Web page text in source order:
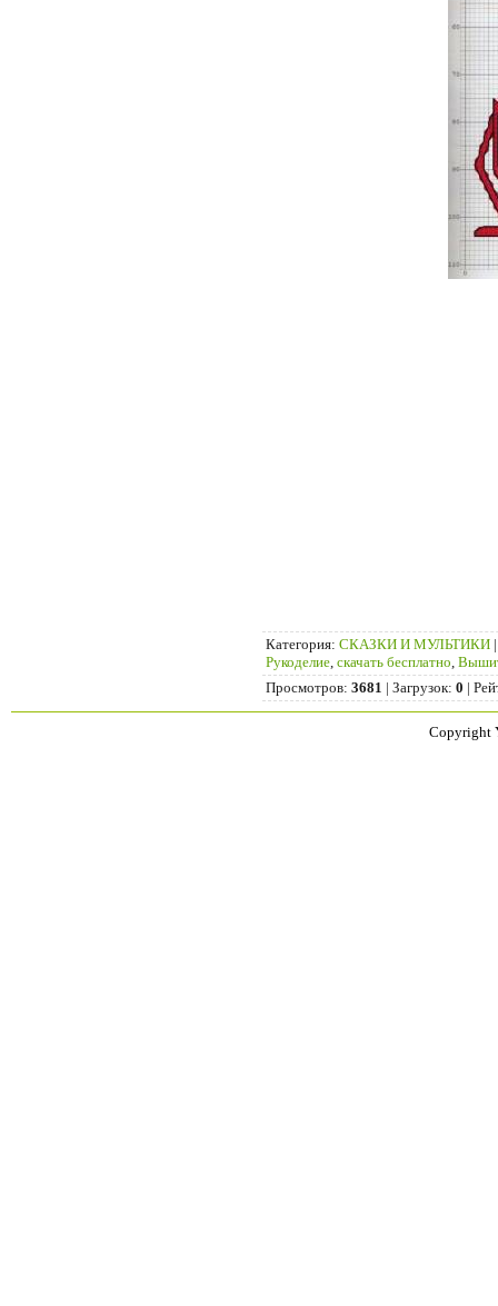
Категория: СКАЗКИ И МУЛЬТИКИ
Рукоделие скачать бесплатно
Просмотров: 3681 | Загрузок: 0 |
Copyright